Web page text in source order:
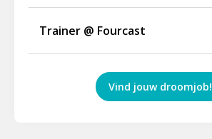
Trainer @ Fourcast
Vind jouw droomjob!